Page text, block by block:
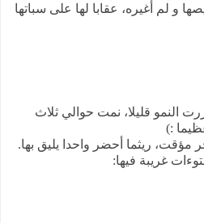
و لم أغيره، عقابا لها على سباتها
النمو قليلا، نمت حوالي ثلاث
:)
مؤقت، ريثما أحضر واحدا يليق بها.
غريبة فيها: